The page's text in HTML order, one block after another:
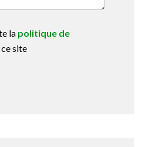
la politique de
site